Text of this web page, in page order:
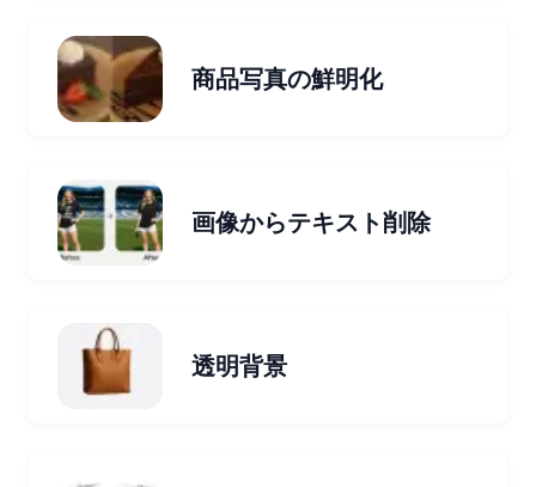
商品写真の鮮明化
画像からテキスト削除
透明背景